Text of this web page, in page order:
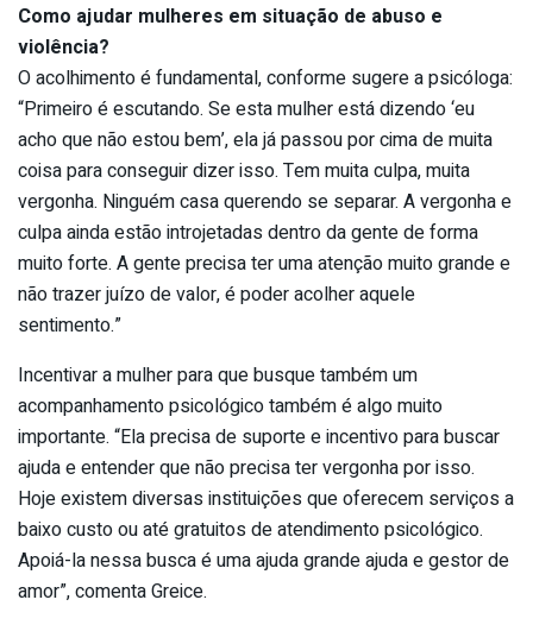
Como ajudar mulheres em situação de abuso e
violência?
O acolhimento é fundamental, conforme sugere a psicóloga:
“Primeiro é escutando. Se esta mulher está dizendo ‘eu
acho que não estou bem’, ela já passou por cima de muita
coisa para conseguir dizer isso. Tem muita culpa, muita
vergonha. Ninguém casa querendo se separar. A vergonha e
culpa ainda estão introjetadas dentro da gente de forma
muito forte. A gente precisa ter uma atenção muito grande e
não trazer juízo de valor, é poder acolher aquele
sentimento.”
Incentivar a mulher para que busque também um
acompanhamento psicológico também é algo muito
importante. “Ela precisa de suporte e incentivo para buscar
ajuda e entender que não precisa ter vergonha por isso.
Hoje existem diversas instituições que oferecem serviços a
baixo custo ou até gratuitos de atendimento psicológico.
Apoiá-la nessa busca é uma ajuda grande ajuda e gestor de
amor”, comenta Greice.